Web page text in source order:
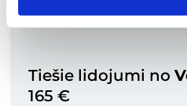
Tiešie lidojumi no
165 €